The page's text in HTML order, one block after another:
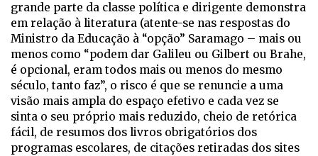
grande parte da classe política e dirigente demonstra
em relação à literatura (atente-se nas respostas do
Ministro da Educação à “opção” Saramago – mais ou
menos como “podem dar Galileu ou Gilbert ou Brahe,
é opcional, eram todos mais ou menos do mesmo
século, tanto faz”, o risco é que se renuncie a uma
visão mais ampla do espaço efetivo e cada vez se
sinta o seu próprio mais reduzido, cheio de retórica
fácil, de resumos dos livros obrigatórios dos
programas escolares, de citações retiradas dos sites